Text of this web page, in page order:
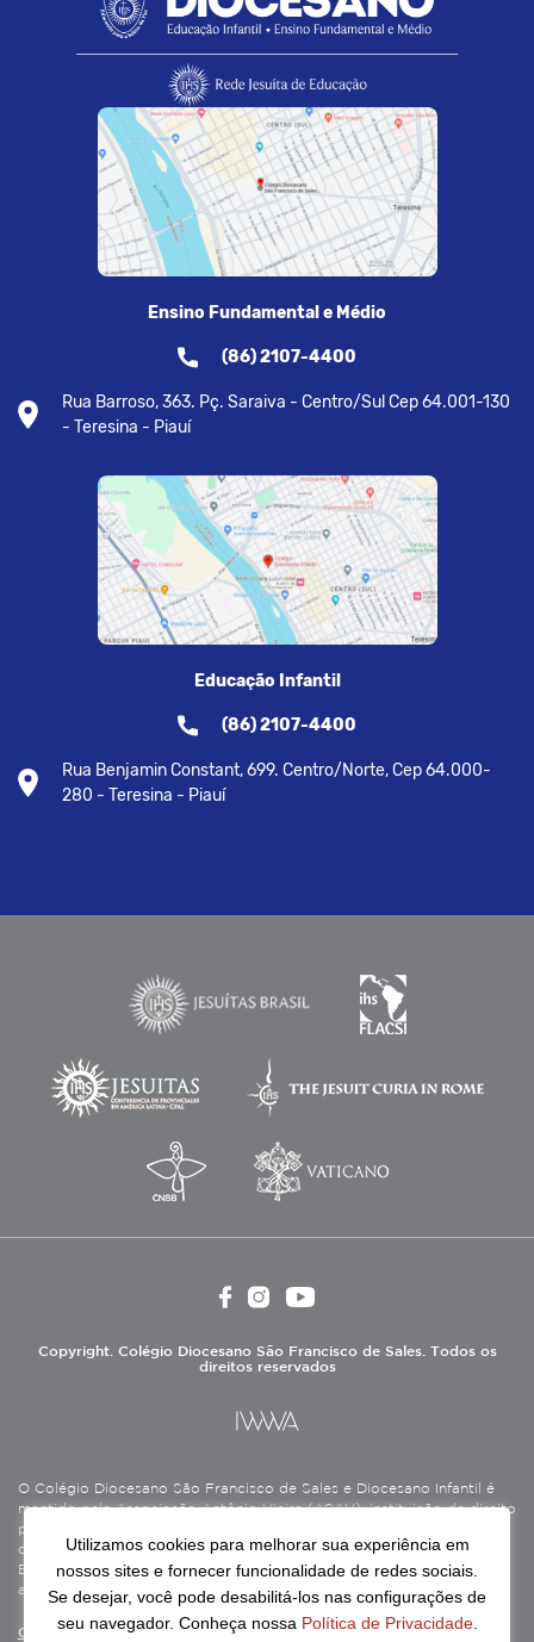
Ensino Fundamental e Médio
(86) 2107-4400
Rua Barroso, 363. Pç. Saraiva - Centro/Sul Cep 64.001-130
- Teresina - Piauí
Educação Infantil
(86) 2107-4400
Rua Benjamin Constant, 699. Centro/Norte, Cep 64.000-
280 - Teresina - Piauí
Copyright. Colégio Diocesano São Francisco de Sales. Todos os
direitos reservados
O Colégio Diocesano São Francisco de Sales e Diocesano Infantil é
mantido pela Associação Antônio Vieira (ASAV), instituição de direito
privado sem fins lucrativos, filantrópica, de natureza educativa,
cultural, assistencial e beneficente, certificada como Entidade
Beneficente de Assistência Social (CEBAS), nas áreas de educação e
assistência social.
Continue lendo
Utilizamos cookies para melhorar sua experiência em
nossos sites e fornecer funcionalidade de redes sociais.
Se desejar, você pode desabilitá-los nas configurações de
seu navegador. Conheça nossa Política de Privacidade.